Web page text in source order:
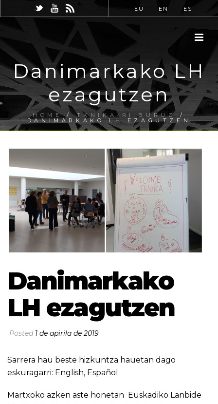
EU EN ES
Danimarkako LH
ezagutzen
HOME/TKNIKA-RI BURUZ /
DANIMARKAKO LH EZAGUTZEN
Danimarkako
LH ezagutzen
Posted 1 de apirila de 2019
Sarrera hau beste hizkuntza hauetan dago
eskuragarri: English, Español
Martxoko azken aste honetan Euskadiko Lanbide